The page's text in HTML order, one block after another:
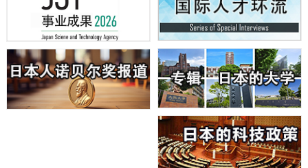
的具体对策
科学研究
大阪大学开发基于水氢键网络的温度预测新方法，AI从分子排列信息中
高精度解读
经济・社会
【AI法上篇】如何对“将人生交给AI”保持危机感——中央大学平野晋教
授专访
科学研究
庆应义塾大学阐明脑内“游击手”小胶质细胞包裹保护受损神经细胞的机
制，有望用于开发阿尔茨海默病等疾病疗法
日本东北大学与横滨橡胶全球首次从纳米尺度揭示橡胶—黄铜粘接界面
劣化抑制机制，为提升轮胎安全性与耐久性的材料设计开辟道路
日本科学未来馆 科学交
流员